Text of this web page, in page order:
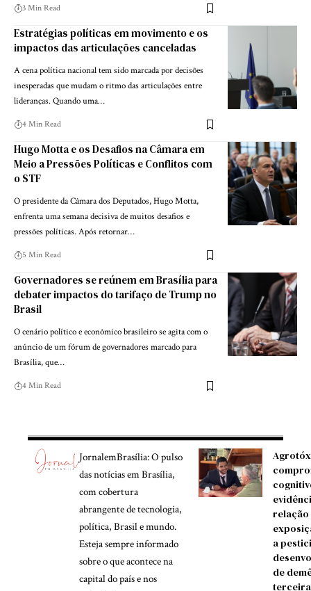
3 Min Read
Estratégias políticas em movimento e os
impactos das articulações canceladas
A cena política nacional tem sido marcada por decisões
inesperadas que mudam o ritmo das articulações entre
lideranças. Quando uma…
4 Min Read
Hugo Motta e os Desafios na Câmara em
Meio a Pressões Políticas e Conflitos com
o STF
O presidente da Câmara dos Deputados, Hugo Motta,
enfrenta uma semana decisiva de muitos desafios e
pressões políticas. Após retornar…
5 Min Read
Governadores se reúnem em Brasília para
debater impactos do tarifaço de Trump no
Brasil
O cenário político e econômico brasileiro se agita com o
anúncio de um fórum de governadores marcado para
Brasília, que…
4 Min Read
JornalemBrasília: O pulso
das notícias em Brasília,
com cobertura
abrangente de tecnologia,
política, Brasil e mundo.
Esteja sempre informado
sobre o que acontece na
capital do país e nos
a
de